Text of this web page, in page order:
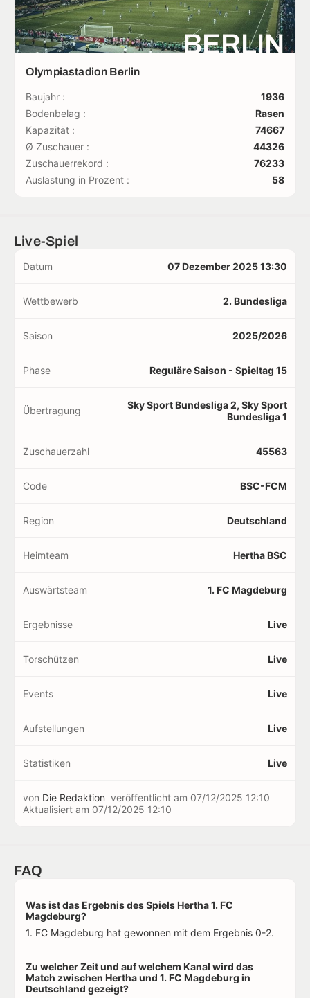
BERLIN
Olympiastadion Berlin
Baujahr :
1936
Bodenbelag :
Rasen
Kapazität :
74667
Ø Zuschauer :
44326
Zuschauerrekord :
76233
Auslastung in Prozent :
58
Live-Spiel
Datum 07 Dezember 2025 13:30
Wettbewerb 2. Bundesliga
Saison 2025/2026
Phase Reguläre Saison - Spieltag 15
Übertragung
Sky Sport Bundesliga 2, Sky Sport
Bundesliga 1
Zuschauerzahl 45563
Code BSC-FCM
Region Deutschland
Heimteam Hertha BSC
Auswärtsteam 1. FC Magdeburg
Ergebnisse Live
Torschützen Live
Events Live
Aufstellungen Live
Statistiken Live
von Die Redaktion veröffentlicht am 07/12/2025 12:10
Aktualisiert am 07/12/2025 12:10
FAQ
Was ist das Ergebnis des Spiels Hertha 1. FC
Magdeburg?
1. FC Magdeburg hat gewonnen mit dem Ergebnis 0-2.
Zu welcher Zeit und auf welchem Kanal wird das
Match zwischen Hertha und 1. FC Magdeburg in
Deutschland gezeigt?